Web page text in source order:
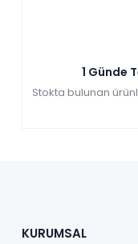
1 Günde
Stokta bulunan
KURUMSAL